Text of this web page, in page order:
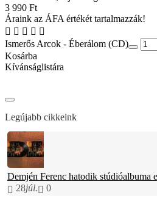
3 990 Ft
Áraink az ÁFA értékét tartalmazzák!
Ismerős Arcok - Éberálom (CD)
Kosárba
Kívánságlistára
Legújabb cikkeink
Demjén Ferenc hatodik stúdióalbuma
28júl. 0